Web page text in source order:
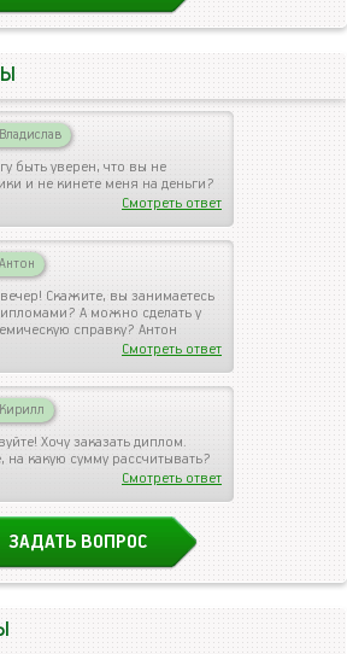
Владислав
быть уверен, что вы не
и не кинете меня на деньги?
Смотреть ответ
Антон
Скажите, вы занимаетесь
А можно сделать у
справку? Антон
Смотреть ответ
Кирилл
Хочу заказать диплом.
на какую сумму рассчитывать?
Смотреть ответ
ЗАДАТЬ ВОПРОС